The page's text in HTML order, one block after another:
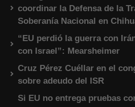
coordinar la Defensa de la
Soberanía Nacional en
“EU perdió la guerra con
con Israel”: Mearsheimer
Cruz Pérez Cuéllar en el
sobre adeudo del ISR
Si EU no entrega pruebas